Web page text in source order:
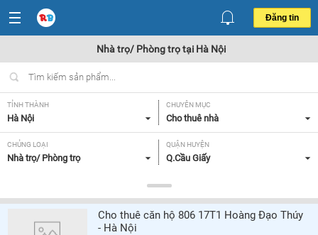
Đăng tin
Nhà trọ/ Phòng trọ tại Hà Nội
TỈNH THÀNH
Hà Nội
CHUYÊN MỤC
Cho thuê nhà
CHỦNG LOẠI
Nhà trọ/ Phòng trọ
QUẬN HUYỆN
Q.Cầu Giấy
Tất cả
TIỆN ÍCH
Tất cả
Cho thuê căn hộ 806 17T1 Hoàng Đạo Thúy
- Hà Nội